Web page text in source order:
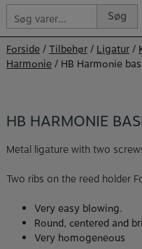
efter:
Søg
Forside/Tilbehør/ Ligatur/
Harmonie/ HB Harmonie
HB HARMONIE
Metal ligature with two
Two ribs on the reed holder
Very easy blowing.
Round, centered and
Very homogeneous